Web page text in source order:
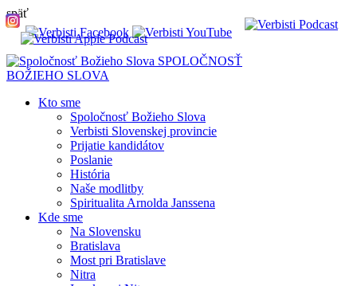
späť
SPOLOČNOSŤ
BOŽIEHO SLOVA
Kto sme
Spoločnosť Božieho Slova
Verbisti Slovenskej provincie
Prijatie kandidátov
Poslanie
História
Naše modlitby
Spiritualita Arnolda Janssena
Kde sme
Na Slovensku
Bratislava
Most pri Bratislave
Nitra